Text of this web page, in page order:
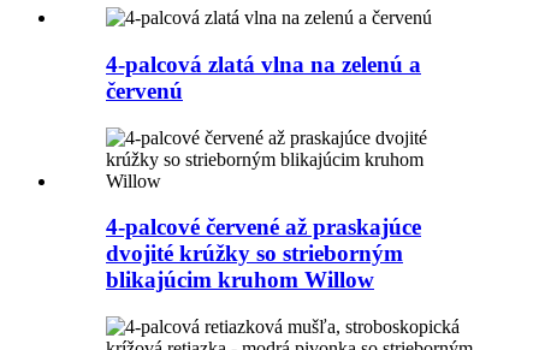
4-palcová zlatá vlna na zelenú a
červenú
4-palcové červené až praskajúce
dvojité krúžky so strieborným
blikajúcim kruhom Willow